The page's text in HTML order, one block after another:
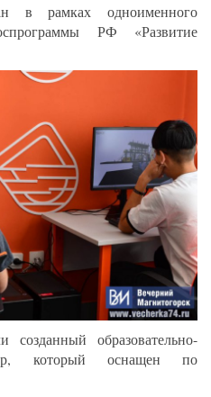
в рамках одноименного
РФ «Развитие
созданный образовательно-
который оснащен по